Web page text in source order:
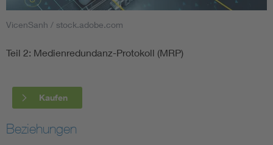
Smart Cities
DKE Fachinformationen im Kontext der Normung
Blitzschutz: DIN EN 62305 in der Übersicht
Circular Economy für mehr Ressourceneffizienz
VicenSanh / stock.adobe.com
Teil 2: Medienredundanz-Protokoll (MRP)
Kaufen
Beziehungen